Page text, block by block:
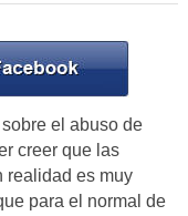
el abuso de
creer que las
realidad es muy
para el normal de